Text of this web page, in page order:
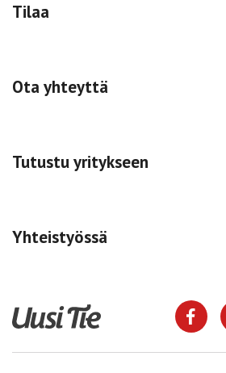
Tilaa
Ota yhteyttä
Tutustu yritykseen
Yhteistyössä